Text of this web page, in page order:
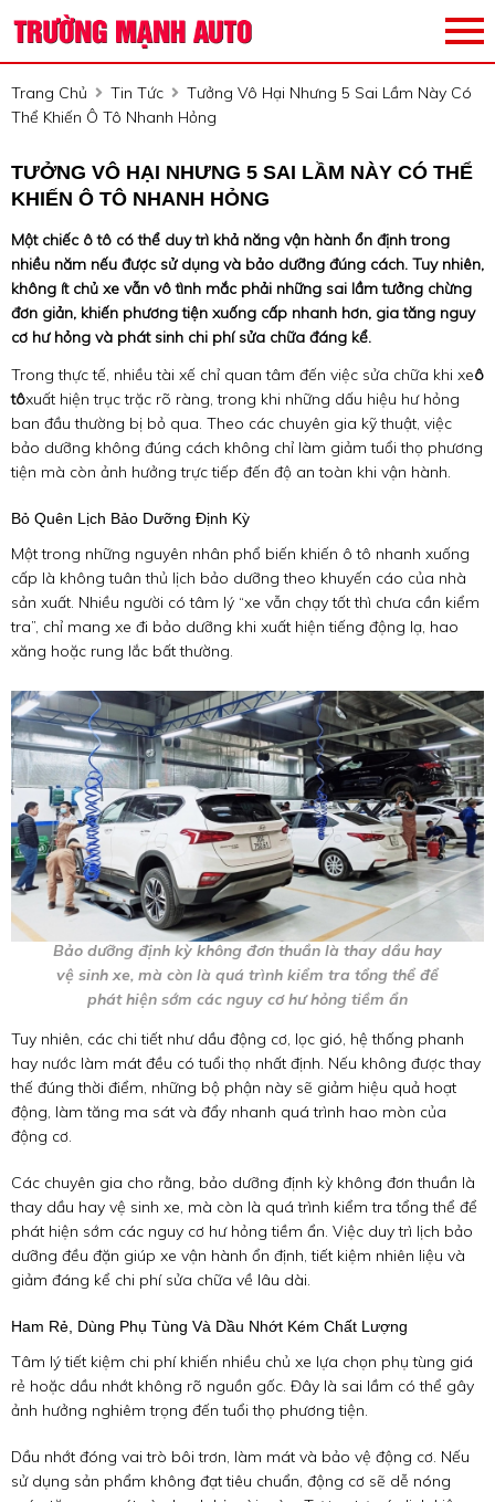
Trang Chủ Tin Tức
Tưởng Vô Hại Nhưng 5 Sai Lầm Này Có
Thể Khiến Ô Tô Nhanh Hỏng
TƯỞNG VÔ HẠI NHƯNG 5 SAI LẦM NÀY CÓ THỂ
KHIẾN Ô TÔ NHANH HỎNG
Một chiếc ô tô có thể duy trì khả năng vận hành ổn định trong
nhiều năm nếu được sử dụng và bảo dưỡng đúng cách. Tuy nhiên,
không ít chủ xe vẫn vô tình mắc phải những sai lầm tưởng chừng
đơn giản, khiến phương tiện xuống cấp nhanh hơn, gia tăng nguy
cơ hư hỏng và phát sinh chi phí sửa chữa đáng kể.
Trong thực tế, nhiều tài xế chỉ quan tâm đến việc sửa chữa khi xeô
tôxuất hiện trục trặc rõ ràng, trong khi những dấu hiệu hư hỏng
ban đầu thường bị bỏ qua. Theo các chuyên gia kỹ thuật, việc
bảo dưỡng không đúng cách không chỉ làm giảm tuổi thọ phương
tiện mà còn ảnh hưởng trực tiếp đến độ an toàn khi vận hành.
Bỏ Quên Lịch Bảo Dưỡng Định Kỳ
Một trong những nguyên nhân phổ biến khiến ô tô nhanh xuống
cấp là không tuân thủ lịch bảo dưỡng theo khuyến cáo của nhà
sản xuất. Nhiều người có tâm lý “xe vẫn chạy tốt thì chưa cần kiểm
tra”, chỉ mang xe đi bảo dưỡng khi xuất hiện tiếng động lạ, hao
xăng hoặc rung lắc bất thường.
Bảo dưỡng định kỳ không đơn thuần là thay dầu hay
vệ sinh xe, mà còn là quá trình kiểm tra tổng thể để
phát hiện sớm các nguy cơ hư hỏng tiềm ẩn
Tuy nhiên, các chi tiết như dầu động cơ, lọc gió, hệ thống phanh
hay nước làm mát đều có tuổi thọ nhất định. Nếu không được thay
thế đúng thời điểm, những bộ phận này sẽ giảm hiệu quả hoạt
động, làm tăng ma sát và đẩy nhanh quá trình hao mòn của
động cơ.
Các chuyên gia cho rằng, bảo dưỡng định kỳ không đơn thuần là
thay dầu hay vệ sinh xe, mà còn là quá trình kiểm tra tổng thể để
phát hiện sớm các nguy cơ hư hỏng tiềm ẩn. Việc duy trì lịch bảo
dưỡng đều đặn giúp xe vận hành ổn định, tiết kiệm nhiên liệu và
giảm đáng kể chi phí sửa chữa về lâu dài.
Ham Rẻ, Dùng Phụ Tùng Và Dầu Nhớt Kém Chất Lượng
Tâm lý tiết kiệm chi phí khiến nhiều chủ xe lựa chọn phụ tùng giá
rẻ hoặc dầu nhớt không rõ nguồn gốc. Đây là sai lầm có thể gây
ảnh hưởng nghiêm trọng đến tuổi thọ phương tiện.
Dầu nhớt đóng vai trò bôi trơn, làm mát và bảo vệ động cơ. Nếu
sử dụng sản phẩm không đạt tiêu chuẩn, động cơ sẽ dễ nóng